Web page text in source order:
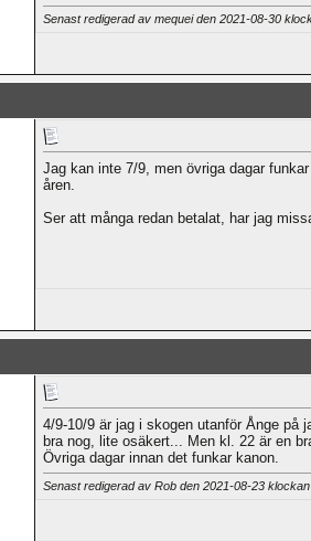
Senast redigerad av mequei den 2021-08-30
Jag kan inte 7/9, men övriga dagar
åren.
Ser att många redan betalat, har jag
4/9-10/9 är jag i skogen utanför Ånge på
bra nog, lite osäkert... Men kl. 22 är en
Övriga dagar innan det funkar kanon.
Senast redigerad av Rob den 2021-08-23